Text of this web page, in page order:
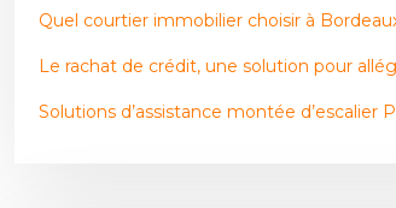
Quel courtier immobilier choisir à
Le rachat de crédit, une solution pour
Solutions d’assistance montée d’escalier